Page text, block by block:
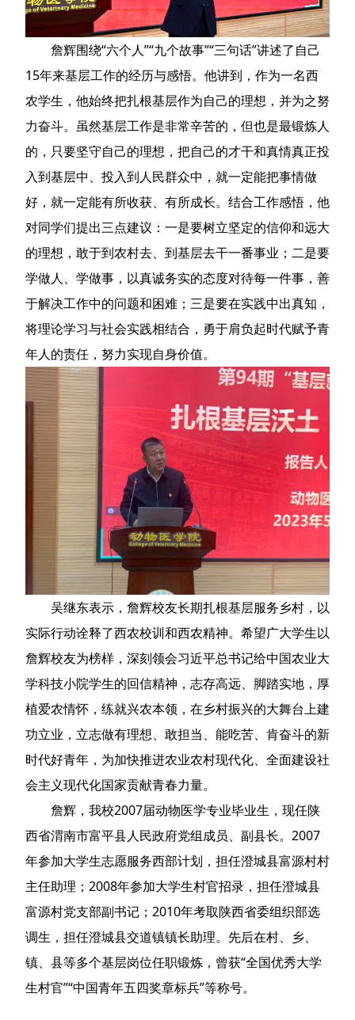
詹辉围绕“六个人”“九个故事”“三句话”讲述了自己
15年来基层工作的经历与感悟。他讲到，作为一名西
农学生，他始终把扎根基层作为自己的理想，并为之努
力奋斗。虽然基层工作是非常辛苦的，但也是最锻炼人
的，只要坚守自己的理想，把自己的才干和真情真正投
入到基层中、投入到人民群众中，就一定能把事情做
好，就一定能有所收获、有所成长。结合工作感悟，他
对同学们提出三点建议：一是要树立坚定的信仰和远大
的理想，敢于到农村去、到基层去干一番事业；二是要
学做人、学做事，以真诚务实的态度对待每一件事，善
于解决工作中的问题和困难；三是要在实践中出真知，
将理论学习与社会实践相结合，勇于肩负起时代赋予青
年人的责任，努力实现自身价值。
吴继东表示，詹辉校友长期扎根基层服务乡村，以
实际行动诠释了西农校训和西农精神。希望广大学生以
詹辉校友为榜样，深刻领会习近平总书记给中国农业大
学科技小院学生的回信精神，志存高远、脚踏实地，厚
植爱农情怀，练就兴农本领，在乡村振兴的大舞台上建
功立业，立志做有理想、敢担当、能吃苦、肯奋斗的新
时代好青年，为加快推进农业农村现代化、全面建设社
会主义现代化国家贡献青春力量。
詹辉，我校2007届动物医学专业毕业生，现任陕
西省渭南市富平县人民政府党组成员、副县长。2007
年参加大学生志愿服务西部计划，担任澄城县富源村村
主任助理；2008年参加大学生村官招录，担任澄城县
富源村党支部副书记；2010年考取陕西省委组织部选
调生，担任澄城县交道镇镇长助理。先后在村、乡、
镇、县等多个基层岗位任职锻炼，曾获“全国优秀大学
生村官”“中国青年五四奖章标兵”等称号。